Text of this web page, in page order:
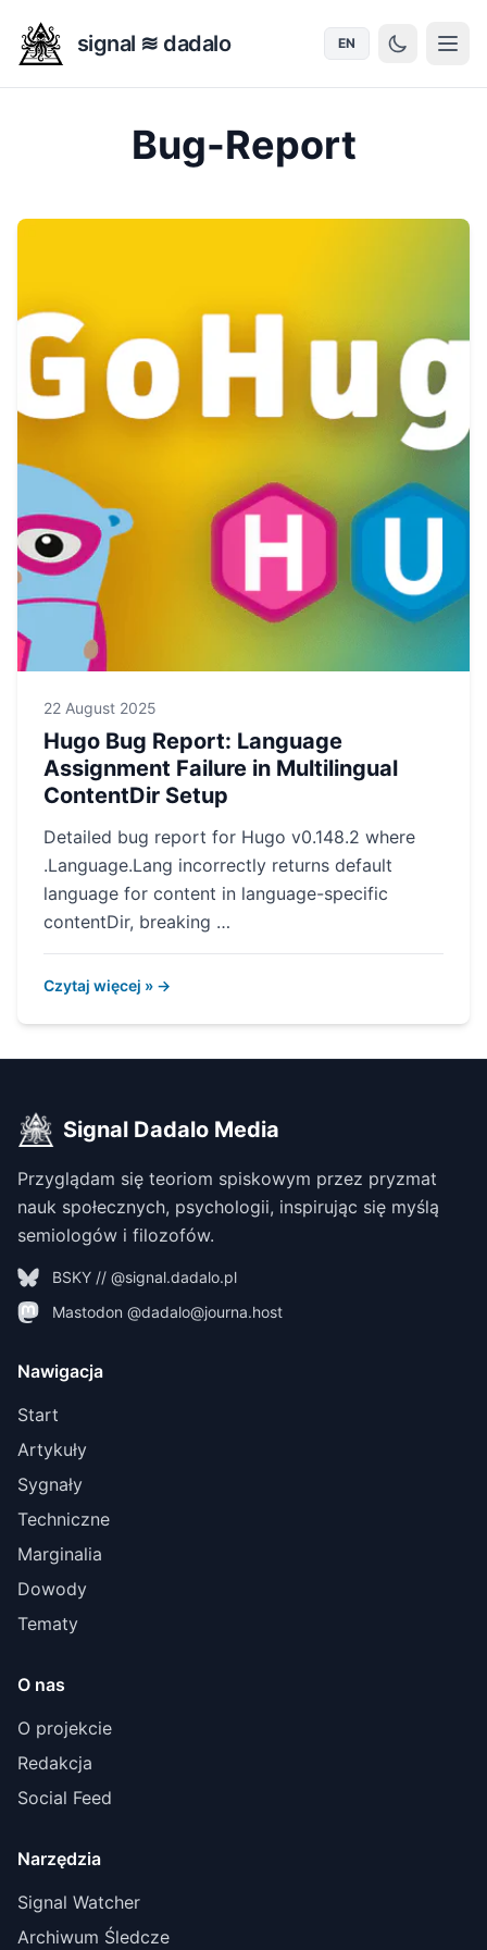
signal ≋ dadalo EN
Bug-Report
22 August 2025
Hugo Bug Report: Language
Assignment Failure in Multilingual
ContentDir Setup
Detailed bug report for Hugo v0.148.2 where
.Language.Lang incorrectly returns default
language for content in language-specific
contentDir, breaking …
Czytaj więcej » →
Signal Dadalo Media
Przyglądam się teoriom spiskowym przez pryzmat
nauk społecznych, psychologii, inspirując się myślą
semiologów i filozofów.
BSKY // @signal.dadalo.pl
Mastodon @dadalo@journa.host
Nawigacja
Start
Artykuły
Sygnały
Techniczne
Marginalia
Dowody
Tematy
O nas
O projekcie
Redakcja
Social Feed
Narzędzia
Signal Watcher
Archiwum Śledcze